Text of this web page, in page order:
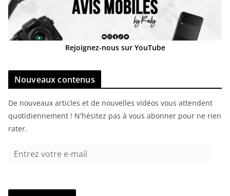
Rejoignez-nous sur YouTube
Nouveaux contenus
De nouveaux articles et de nouvelles vidéos vous attendent
quotidiennement ! N'hésitez pas à vous abonner pour ne rien
rater.
r